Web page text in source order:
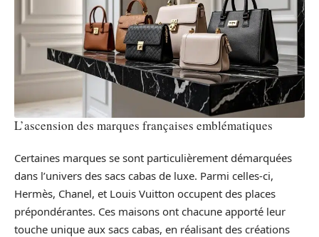
L’ascension des marques françaises emblématiques
Certaines marques se sont particulièrement démarquées
dans l’univers des sacs cabas de luxe. Parmi celles-ci,
Hermès, Chanel, et Louis Vuitton occupent des places
prépondérantes. Ces maisons ont chacune apporté leur
touche unique aux sacs cabas, en réalisant des créations